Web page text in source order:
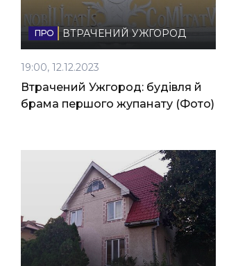
ВТРАЧЕНИЙ УЖГОРОД
19:00, 12.12.2023
Втрачений Ужгород: будівля й
брама першого жупанату (Фото)